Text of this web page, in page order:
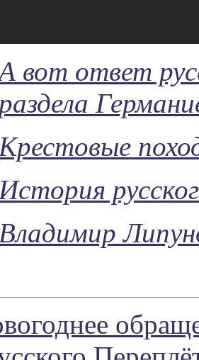
вот ответ
раздела
Крестовые
История
Владимир